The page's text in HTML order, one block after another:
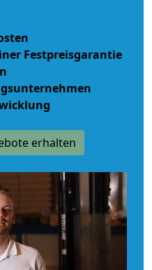
Festpreisgarantie
erhalten